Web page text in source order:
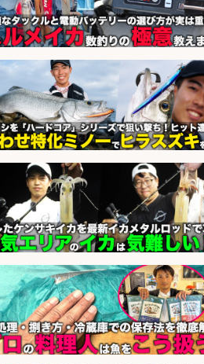
いOK/大阪府
会社名
パーソルファクトリーパートナ
sponsored by 求人ボックス
魚の「バイヤー」貴方の目利きでヒ
ットを生む、裁量バイヤー募集
会社名 株式会社コムライン
sponsored by 求人ボックス
さらに求人情報を見る